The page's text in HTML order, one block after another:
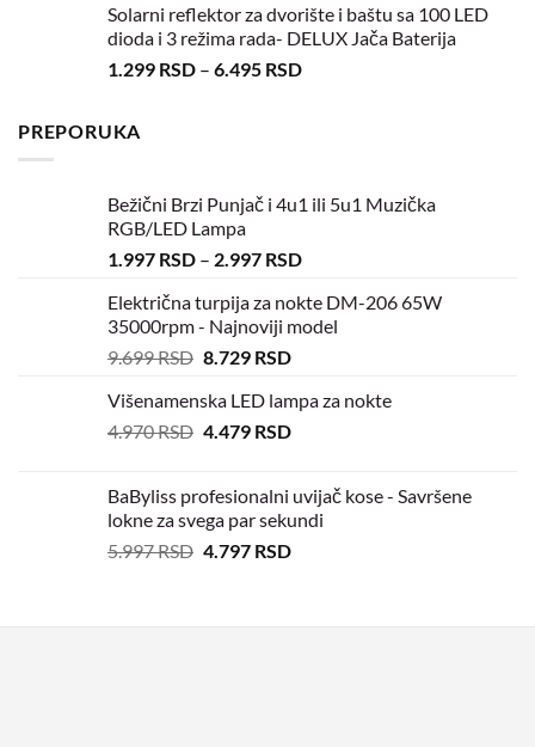
Solarni reflektor za dvorište i baštu sa 100 LED
dioda i 3 režima rada- DELUX Jača Baterija
1.299 RSD – 6.495 RSD
PREPORUKA
Bežični Brzi Punjač i 4u1 ili 5u1 Muzička
RGB/LED Lampa
1.997 RSD – 2.997 RSD
Električna turpija za nokte DM-206 65W
35000rpm - Najnoviji model
9.699RSD 8.729 RSD
Višenamenska LED lampa za nokte
4.970RSD 4.479 RSD
BaByliss profesionalni uvijač kose - Savršene
lokne za svega par sekundi
5.997RSD 4.797 RSD